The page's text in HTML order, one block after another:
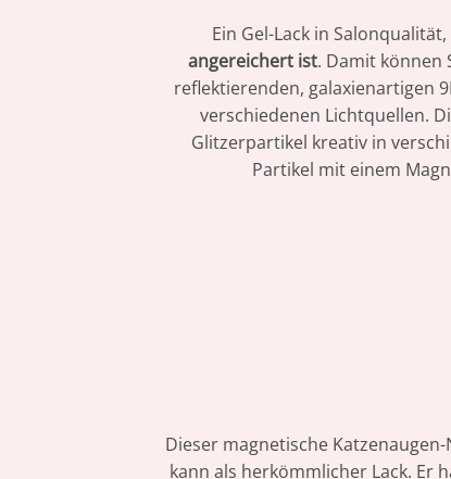
Ein Gel-Lack in
angereichert ist. Damit können
reflektierenden, galaxienartigen
verschiedenen Lichtquellen.
Glitzerpartikel kreativ in
Partikel mit einem
Dieser magnetische
kann als herkömmlicher Lack. Er